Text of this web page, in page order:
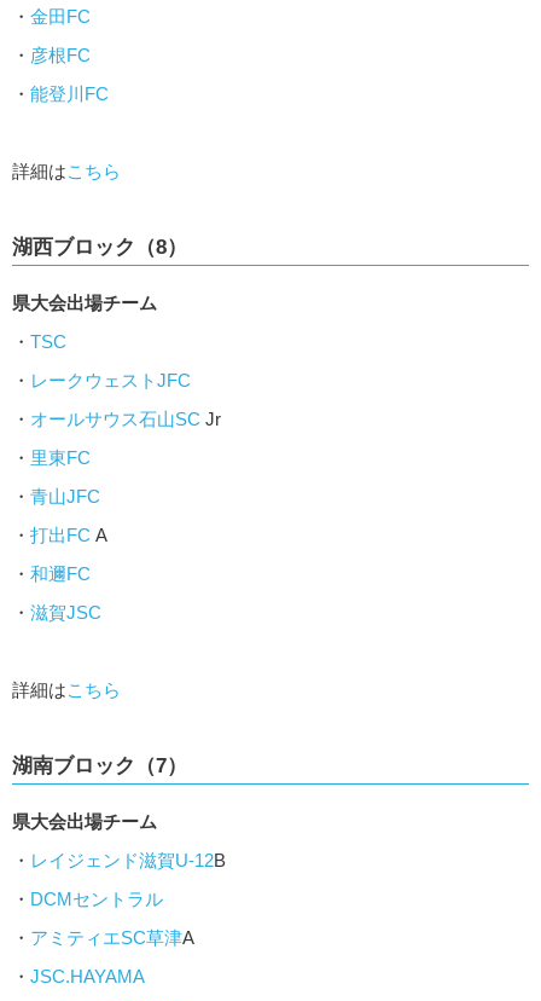
・ 金田FC
・ 彦根FC
・ 能登川FC
詳細はこちら
湖西ブロック（8）
県大会出場チーム
・ TSC
・ レークウェストJFC
・ オールサウス石山SC Jr
・ 里東FC
・ 青山JFC
・ 打出FC A
・ 和邇FC
・ 滋賀JSC
詳細はこちら
湖南ブロック（7）
県大会出場チーム
・ レイジェンド滋賀U-12B
・ DCMセントラル
・ アミティエSC草津A
・ JSC.HAYAMA